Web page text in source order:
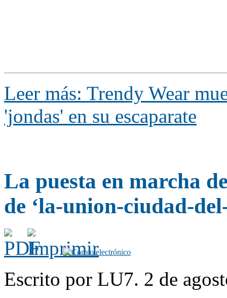
Leer más: Trendy Wear
'jondas' en su escaparate
La puesta en marcha
de ‘la-union-ciudad-
Escrito por LU7. 2 de